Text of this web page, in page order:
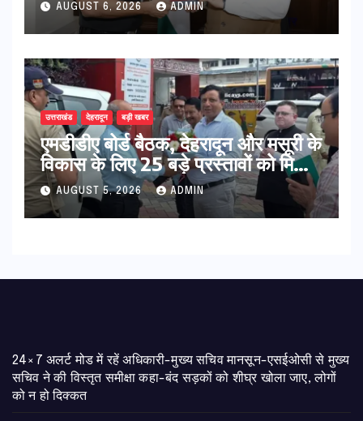
विकास पर हुई महत्वपूर्ण चर्चा
AUGUST 6, 2026 ADMIN
उत्तराखंड देहरादून बड़ी खबर
एमडीडीए बोर्ड बैठक, देहरादून और मसूरी के
विकास के लिए 25 बड़े प्रस्तावों को मिली
हरी झंडी
AUGUST 5, 2026 ADMIN
24×7 अलर्ट मोड में रहें अधिकारी-मुख्य सचिव मानसून-एसईओसी से मुख्य
सचिव ने की विस्तृत समीक्षा कहा-बंद सड़कों को शीघ्र खोला जाए, लोगों
को न हो दिक्कत